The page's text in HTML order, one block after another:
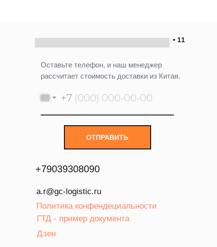
• 11
+7
ОТПРАВИТЬ
Оставьте телефон, и наш менеджер
рассчитает стоимость доставки из Китая.
Политика конфендециальности
Дзен
ГТД - пример документа
+79039308090
a.r@gc-logistic.ru